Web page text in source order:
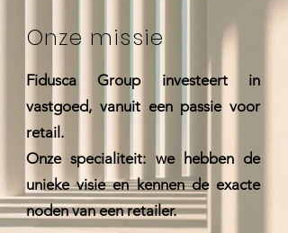
Onze missie
Fidusca Group investeert in
vastgoed, vanuit een passie voor
retail.
Onze specialiteit: we hebben de
unieke visie en kennen de exacte
noden van een retailer.